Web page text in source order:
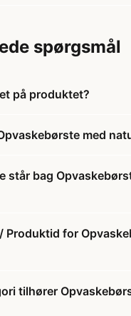
spørgsmål
på produktet?
med
står bag
Produktid for
tilhører